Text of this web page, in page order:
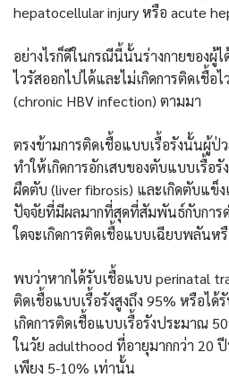
hepatocellular injury หรือ acute
อย่างไรก็ดีในกรณีนี้นั้นร่างกายของผู้ไ
ไวรัสออกไปได้และไม่เกิดการติดเชื้อ
(chronic HBV infection) ตามมา
ตรงข้ามการติดเชื้อแบบเรื้อรังนั้นผู้ป่
ทำให้เกิดการอักเสบของตับแบบเรื้อรั
ผืดตับ (liver fibrosis) และเกิดตับแข็
ปัจจัยที่มีผลมากที่สุดที่สัมพันธ์กับการด
ใดจะเกิดการติดเชื้อแบบเฉียบพลันหรื
พบว่าหากได้รับเชื้อแบบ perinatal
ติดเชื้อแบบเรื้อรังสูงถึง 95% หรือได้
เกิดการติดเชื้อแบบเรื้อรังประมาณ
ในวัย adulthood ที่อายุมากกว่า 20
เพียง 5-10% เท่านั้น